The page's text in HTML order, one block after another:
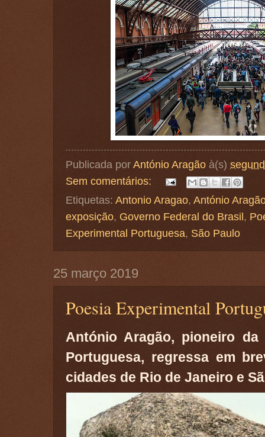
Publicada por António Aragão à(s)
Sem comentários:
Etiquetas: Antonio Aragao, António
exposição, Governo Federal do Brasil ,
Experimental Portuguesa, São Paulo
25 março 2019
Poesia Experimental
António Aragão, pioneiro da
Portuguesa, regressa em
cidades de Rio de Janeiro e